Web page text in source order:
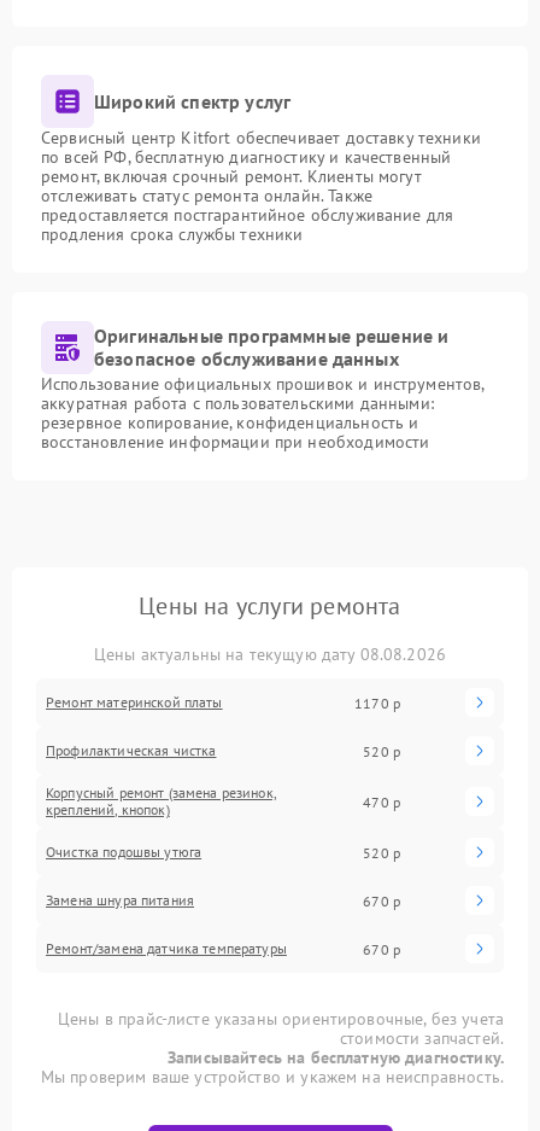
Широкий спектр услуг
Сервисный центр Kitfort обеспечивает доставку техники
по всей РФ, бесплатную диагностику и качественный
ремонт, включая срочный ремонт. Клиенты могут
отслеживать статус ремонта онлайн. Также
предоставляется постгарантийное обслуживание для
продления срока службы техники
Оригинальные программные решение и
безопасное обслуживание данных
Использование официальных прошивок и инструментов,
аккуратная работа с пользовательскими данными:
резервное копирование, конфиденциальность и
восстановление информации при необходимости
Цены на услуги ремонта
Цены актуальны на текущую дату 08.08.2026
Ремонт материнской платы 1170 р
Профилактическая чистка 520 р
Корпусный ремонт (замена резинок,
креплений, кнопок)
470 р
Очистка подошвы утюга 520 р
Замена шнура питания 670 р
Ремонт/замена датчика температуры 670 р
Цены в прайс-листе указаны ориентировочные, без учета
стоимости запчастей.
Записывайтесь на бесплатную диагностику.
Мы проверим ваше устройство и укажем на неисправность.